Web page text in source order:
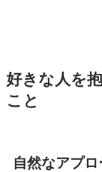
好きな人を
こと
自然なアプ